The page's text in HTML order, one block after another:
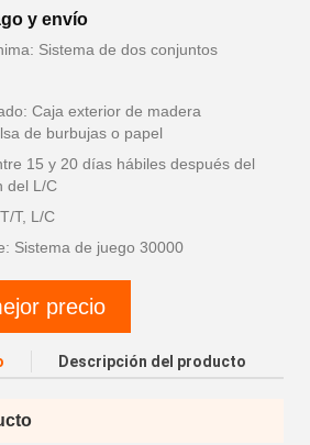
y envío
Sistema de dos conjuntos
Caja exterior de madera
de burbujas o papel
15 y 20 días hábiles después del
del L/C
T, L/C
Sistema de juego 30000
precio
Descripción del producto